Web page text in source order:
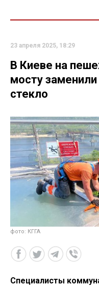
23 апреля 2025, 18:29
В Киеве на
мосту
стекло
фото: КГГА
Специалисты